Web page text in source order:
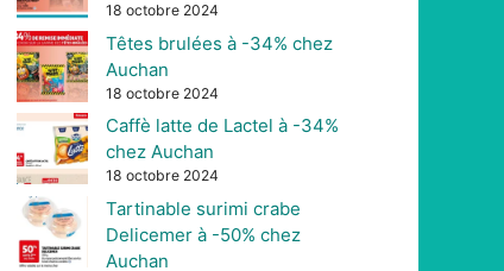
18 octobre 2024
Têtes brulées à -34% chez
Auchan
18 octobre 2024
Caffè latte de Lactel à -34%
chez Auchan
18 octobre 2024
Tartinable surimi crabe
Delicemer à -50% chez
Auchan